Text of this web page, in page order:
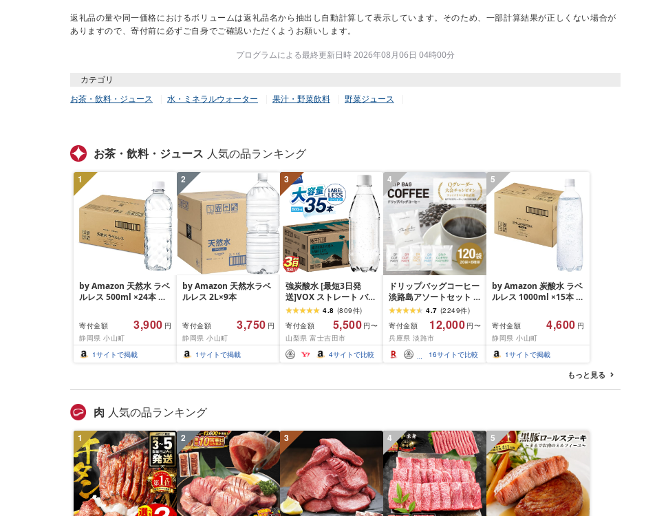
返礼品の量や同一価格におけるボリュームは返礼品名から抽出し自動計算して表示しています。そのため、一部計算結果が正しくない場合が
ありますので、寄付前に必ずご自身でご確認いただくようお願いします。
プログラムによる最終更新日時 2026年08月06日 04時00分
カテゴリ
お茶・飲料・ジュース
水・ミネラルウォーター 果汁・野菜飲料 野菜ジュース
お茶・飲料・ジュース 人気の品ランキング
1
by Amazon 天然水 ラベ
ルレス 500ml ×24本 富
ム含有 水 ミネラルウォ
ーター ペットボトル 静
岡県産 500ミリリットル
(Smart Basic)
寄付金額 3,900 円
静岡県 小山町
1サイトで掲載
2
by Amazon 天然水ラベ
ルレス 2L×9本
寄付金額 3,750 円
静岡県 小山町
1サイトで掲載
3
強炭酸水 [最短3日発
送]VOX ストレート バナ
ジウム 強炭酸水 35本
500ml ラベルレス[富士
吉田市限定カートン] 炭
酸
4.8 (809件)
寄付金額
5,500 円〜
山梨県 富士吉田市
4サイトで比較
4
ドリップバッグコーヒー
淡路島アソートセット 6
種 120袋 飲み比べ ドリ
ップバッグ コーヒー ド
リップコーヒーファクト
リー
4.7 (2249件)
寄付金額
12,000 円〜
兵庫県 淡路市
16サイトで比較
5
by Amazon 炭酸水 ラベ
ルレス 1000ml ×15本 富
ウム含有 ペットボトル
静岡県産 1L ボトル 割り
材
寄付金額 4,600 円
静岡県 小山町
1サイトで掲載
もっと見る
肉 人気の品ランキング
1 2 3 4 5